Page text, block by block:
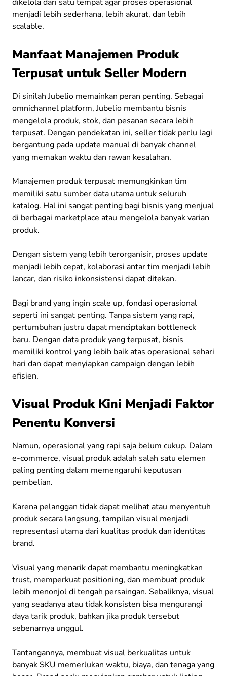
menjadi lebih sederhana, lebih akurat, dan lebih
scalable.
Manfaat Manajemen Produk
Terpusat untuk Seller Modern
Di sinilah Jubelio memainkan peran penting. Sebagai
omnichannel platform, Jubelio membantu bisnis
mengelola produk, stok, dan pesanan secara lebih
terpusat. Dengan pendekatan ini, seller tidak perlu lagi
bergantung pada update manual di banyak channel
yang memakan waktu dan rawan kesalahan.
Manajemen produk terpusat memungkinkan tim
memiliki satu sumber data utama untuk seluruh
katalog. Hal ini sangat penting bagi bisnis yang menjual
di berbagai marketplace atau mengelola banyak varian
produk.
Dengan sistem yang lebih terorganisir, proses update
menjadi lebih cepat, kolaborasi antar tim menjadi lebih
lancar, dan risiko inkonsistensi dapat ditekan.
Bagi brand yang ingin scale up, fondasi operasional
seperti ini sangat penting. Tanpa sistem yang rapi,
pertumbuhan justru dapat menciptakan bottleneck
baru. Dengan data produk yang terpusat, bisnis
memiliki kontrol yang lebih baik atas operasional sehari
hari dan dapat menyiapkan campaign dengan lebih
efisien.
Visual Produk Kini Menjadi Faktor
Penentu Konversi
Namun, operasional yang rapi saja belum cukup. Dalam
e-commerce, visual produk adalah salah satu elemen
paling penting dalam memengaruhi keputusan
pembelian.
Karena pelanggan tidak dapat melihat atau menyentuh
produk secara langsung, tampilan visual menjadi
representasi utama dari kualitas produk dan identitas
brand.
Visual yang menarik dapat membantu meningkatkan
trust, memperkuat positioning, dan membuat produk
lebih menonjol di tengah persaingan. Sebaliknya, visual
yang seadanya atau tidak konsisten bisa mengurangi
daya tarik produk, bahkan jika produk tersebut
sebenarnya unggul.
Tantangannya, membuat visual berkualitas untuk
banyak SKU memerlukan waktu, biaya, dan tenaga yang